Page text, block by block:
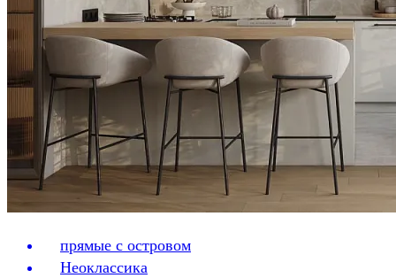
прямые с островом
Неоклассика